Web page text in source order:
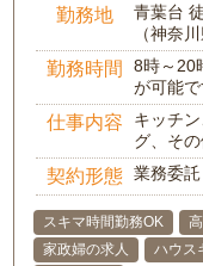
勤務地
青葉台
（神奈
勤務時間
8時～20
が可能
仕事内容
キッチ
グ、そ
契約形態 業務委託
スキマ時間勤務OK
家政婦の求人
ハウス